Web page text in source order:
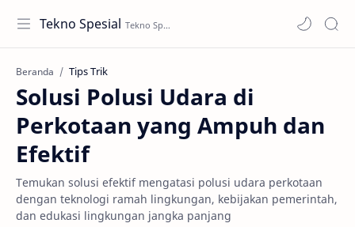
Tekno Spesial
Beranda Tips Trik
Solusi Polusi Udara di
Perkotaan yang Ampuh dan
Efektif
Temukan solusi efektif mengatasi polusi udara perkotaan
dengan teknologi ramah lingkungan, kebijakan pemerintah,
dan edukasi lingkungan jangka panjang